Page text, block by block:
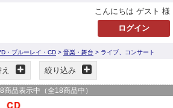
こんにちは ゲスト 様
・ブルーレイ・CD > 音楽・舞台 > ライブ、コンサート
絞り込み
商品表示中（全18商品中）